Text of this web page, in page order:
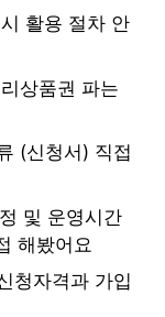
활용 절차 안
상품권 파는
(신청서) 직접
및 운영시간
해봤어요
청자격과 가입